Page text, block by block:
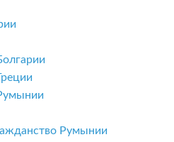
Румынии